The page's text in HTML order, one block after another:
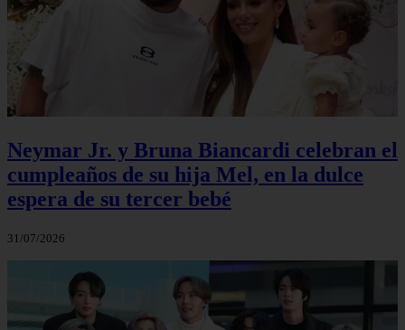
Neymar Jr. y Bruna Biancardi celebran el
cumpleaños de su hija Mel, en la dulce
espera de su tercer bebé
31/07/2026